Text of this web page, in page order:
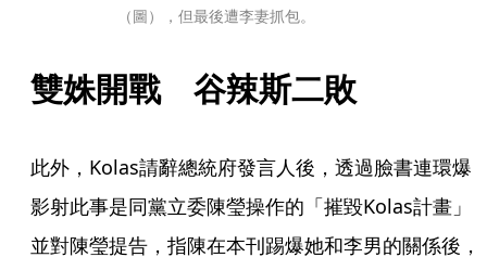
（圖），但最後遭李妻抓包。
雙姝開戰　谷辣斯二敗
此外，Kolas請辭總統府發言人後，透過臉書連環爆
影射此事是同黨立委陳瑩操作的「摧毀Kolas計畫」
並對陳瑩提告，指陳在本刊踢爆她和李男的關係後，